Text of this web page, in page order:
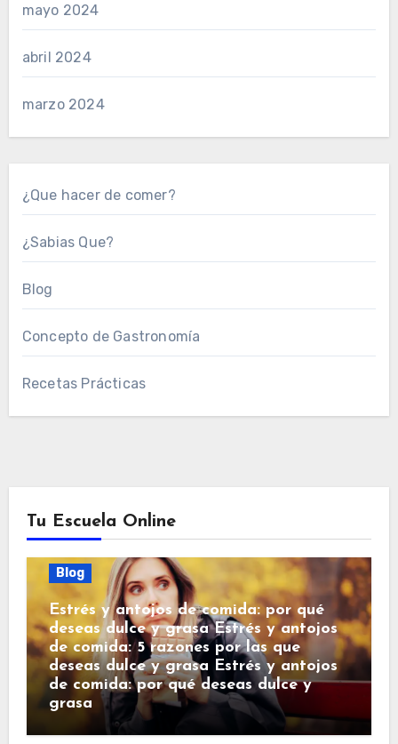
mayo 2024
abril 2024
marzo 2024
¿Que hacer de comer?
¿Sabias Que?
Blog
Concepto de Gastronomía
Recetas Prácticas
Tu Escuela Online
Blog
Estrés y antojos de comida: por qué
deseas dulce y grasa Estrés y antojos
de comida: 5 razones por las que
deseas dulce y grasa Estrés y antojos
de comida: por qué deseas dulce y
grasa